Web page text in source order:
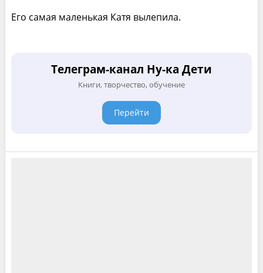
Его самая маленькая Катя вылепила.
Телеграм-канал Ну-ка Дети
Книги, творчество, обучение
Перейти